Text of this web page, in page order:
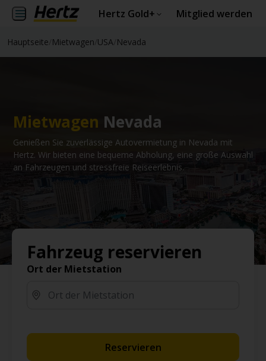
Hertz Gold+ Mitglied werden
Hauptseite Mietwagen USA Nevada
Mietwagen Nevada
Genießen Sie zuverlässige Autovermietung in Nevada mit
Hertz. Wir bieten eine bequeme Abholung, eine große Auswahl
an Fahrzeugen und stressfreie Reiseerlebnis.
Fahrzeug reservieren
Ort der Mietstation
Reservieren